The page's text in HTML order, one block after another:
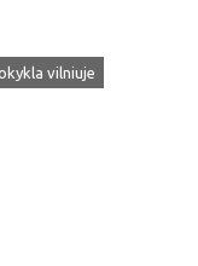
vilniuje